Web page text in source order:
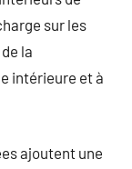
sur les
la
intérieure et à
ajoutent une